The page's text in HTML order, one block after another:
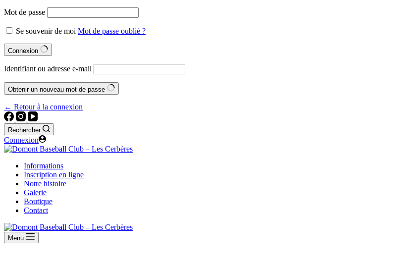
Mot de passe
Se souvenir de moi Mot de passe oublié ?
Connexion
Identifiant ou adresse e-mail
Obtenir un nouveau mot de passe
← Retour à la connexion
Rechercher
Connexion
Informations
Inscription en ligne
Notre histoire
Galerie
Boutique
Contact
Menu